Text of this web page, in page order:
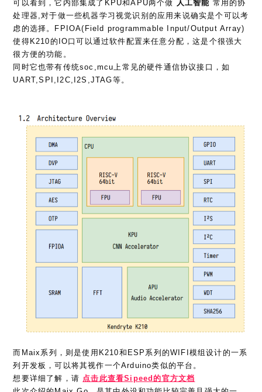
可以看到，它内部集成了KPU和APU两个做 人工智能 常用的协
处理器,对于做一些机器学习视觉识别的应用来说确实是个可以考
虑的选择。FPIOA(Field programmable Input/Output Array)
使得K210的IO口可以通过软件配置来任意分配，这是个很强大
很方便的功能。
同时它也带有传统soc,mcu上常见的硬件通信协议接口，如
UART,SPI,I2C,I2S,JTAG等。
而Maix系列，则是使用K210和ESP系列的WIFI模组设计的一系
列开发板，可以将其视作一个Arduino类似的平台。
想要详细了解，请 点击此查看Sipeed的官方文档